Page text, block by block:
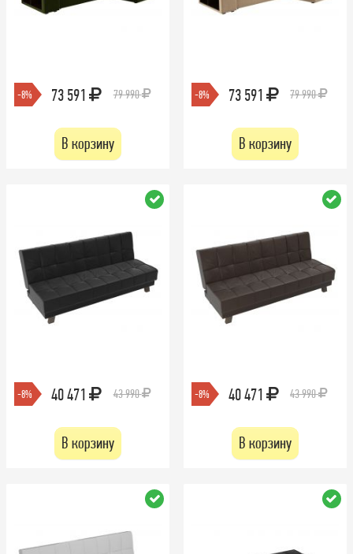
-8% 73 591 79 990
В корзину
-8% 73 591 79 990
В корзину
-8% 40 471 43 990
В корзину
-8% 40 471 43 990
В корзину